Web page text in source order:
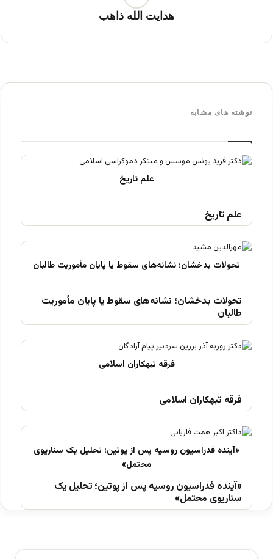
هدایت الله ذاهب
نوشته های مشابه
علم تاریخ
تحولات بدخشان؛ نشانه‌های سقوط یا پایان مأموریت
طالبان
فرقه تبهکاران اسلامی
«آینده فدراسیون روسیه پس از پوتین؛ تحلیل یک
سناریوی محتمل»